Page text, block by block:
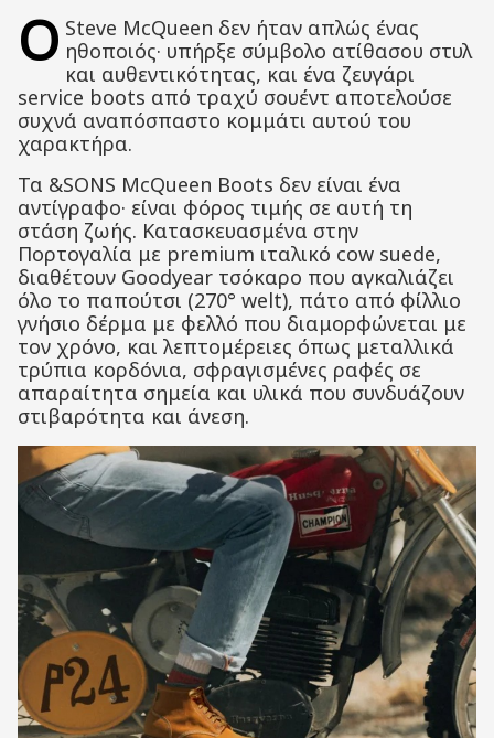
Ο Steve McQueen δεν ήταν απλώς ένας
ηθοποιός· υπήρξε σύμβολο ατίθασου στυλ
και αυθεντικότητας, και ένα ζευγάρι
service boots από τραχύ σουέντ αποτελούσε
συχνά αναπόσπαστο κομμάτι αυτού του
χαρακτήρα.
Τα &SONS McQueen Boots δεν είναι ένα
αντίγραφο· είναι φόρος τιμής σε αυτή τη
στάση ζωής. Κατασκευασμένα στην
Πορτογαλία με premium ιταλικό cow suede,
διαθέτουν Goodyear τσόκαρο που αγκαλιάζει
όλο το παπούτσι (270° welt), πάτο από φίλλιο
γνήσιο δέρμα με φελλό που διαμορφώνεται με
τον χρόνο, και λεπτομέρειες όπως μεταλλικά
τρύπια κορδόνια, σφραγισμένες ραφές σε
απαραίτητα σημεία και υλικά που συνδυάζουν
στιβαρότητα και άνεση.